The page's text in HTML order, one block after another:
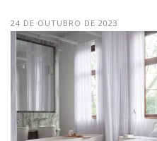
24 DE OUTUBRO DE 2023